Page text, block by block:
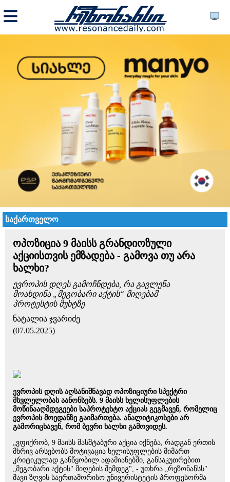
საქართველო
ოპოზიცია 9 მაისს გრანდიოზული
აქციისთვის ემზადება - გამოვა თუ არა
ხალხი?
ევროპის დღეს გამოჩნდება, რა გავლენა
მოახდინა „მეგობარი აქტის“ მიღებამ
პროტესტის მუხტზე
ნატალია ჯვარიძე
(07.05.2025)
ევროპის დღის აღსანიშნავად ოპოზიციური სპექტრი
მსვლელობას აანონსებს. 9 მაისს ხელისუფლების
მოწინააღმდეგეები საპროტესტო აქციას გეგმავენ, რომელიც
ევროპის მოედანზე გაიმართება. ანალიტიკოსები არ
გამორიცხავენ, რომ ბევრი ხალხი გამოვიდეს.
„ვფიქრობ, 9 მაისს მასშტაბური აქცია იქნება, რადგან ერთის
მხრივ არსებობს მოტივაცია ხელისუფლების მიმართ
კრიტიკულად განწყობილ ადამიანებში, განსაკუთრებით
„მეგობარი აქტის" მიღების შემდეგ", - უთხრა „რეზონანსს"
შავი ზღვის საერთაშორისო უნივერისტეტის პროფესორმა